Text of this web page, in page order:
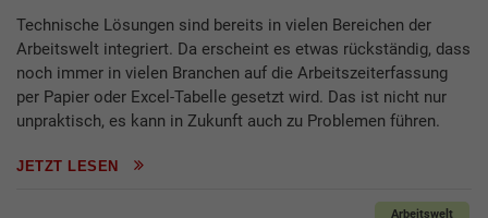
Technische Lösungen sind bereits in vielen Bereichen der
Arbeitswelt integriert. Da erscheint es etwas rückständig, dass
noch immer in vielen Branchen auf die Arbeitszeiterfassung
per Papier oder Excel-Tabelle gesetzt wird. Das ist nicht nur
unpraktisch, es kann in Zukunft auch zu Problemen führen.
JETZT LESEN
Arbeitswelt